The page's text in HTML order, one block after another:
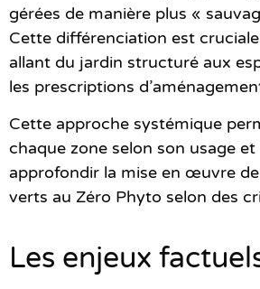
gérées de manière plus «
Cette différenciation est
allant du jardin structuré aux
les prescriptions
Cette approche systémique
chaque zone selon son usage
approfondir la mise en œuvre de
verts au Zéro Phyto selon des
Les enjeux